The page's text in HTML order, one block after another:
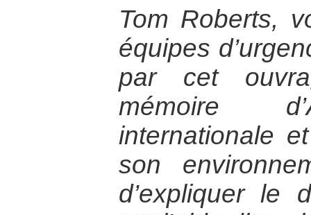
Tom Roberts,
équipes
par cet
mémoire
internationale
son
d’expliquer le